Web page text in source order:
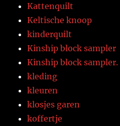
Kattenquilt
Keltische knoop
kinderquilt
Kinship block sampler
Kinship block sampler.
kleding
kleuren
klosjes garen
koffertje